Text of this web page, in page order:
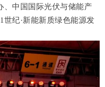
、中国国际光伏与储能产
纪·新能新质绿色能源发